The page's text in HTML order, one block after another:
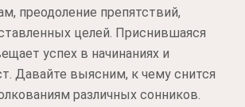
преодоление препятствий,
целей. Приснившаяся
успех в начинаниях и
Давайте выясним, к чему снится
различных сонников.